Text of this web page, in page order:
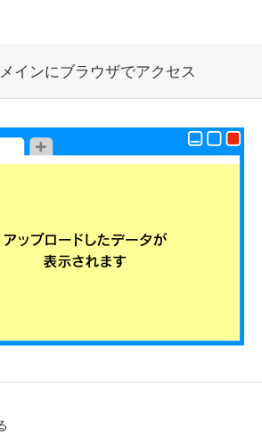
インにブラウザでアクセス